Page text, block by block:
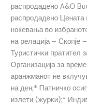
распродадено A&O
распродадено
ноќевања во
на релација – Скопје
Туристички пратител
Организација за
аранжманот не
на ден;* Патничко
излети (журки);*